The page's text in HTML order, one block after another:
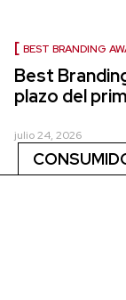
BEST BRANDING
Best
plazo del
julio 24, 2026